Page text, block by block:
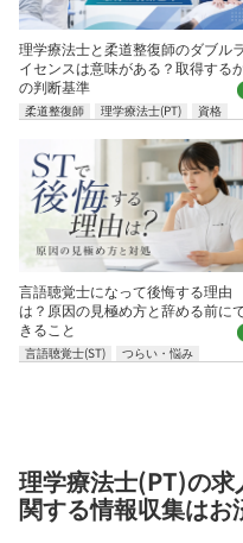
理学療法士と柔道整復師のダブルラ
イセンスは意味がある？取得する
の判断基準
柔道整復師 理学療法士(PT) 資格
言語聴覚士になって後悔する理由
は？原因の見極め方と辞める前に
きること
言語聴覚士(ST) つらい・悩み
理学療法士(PT)の
関する情報収集はお